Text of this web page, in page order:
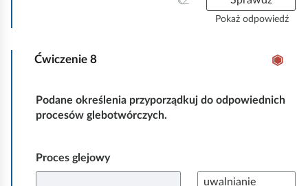
w
Pokaż odpowiedź
Ćwiczenie 8
Podane określenia przyporządkuj do odpowiednich
procesów glebotwórczych.
Proces glejowy
P
uwalnianie